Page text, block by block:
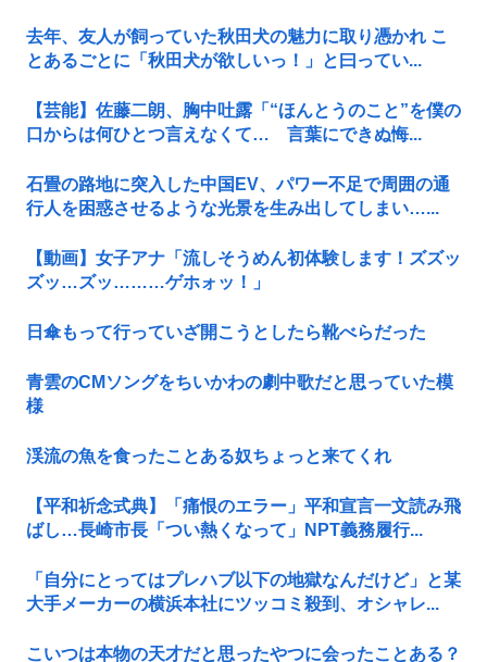
去年、友人が飼っていた秋田犬の魅力に取り憑かれ こ
とあるごとに「秋田犬が欲しいっ！」と曰ってい...
【芸能】佐藤二朗、胸中吐露「“ほんとうのこと”を僕の
口からは何ひとつ言えなくて… 言葉にできぬ悔...
石畳の路地に突入した中国EV、パワー不足で周囲の通
行人を困惑させるような光景を生み出してしまい…...
【動画】女子アナ「流しそうめん初体験します！ズズッ
ズッ…ズッ………ゲホォッ！」
日傘もって行っていざ開こうとしたら靴べらだった
青雲のCMソングをちいかわの劇中歌だと思っていた模
様
渓流の魚を食ったことある奴ちょっと来てくれ
【平和祈念式典】「痛恨のエラー」平和宣言一文読み飛
ばし…長崎市長「つい熱くなって」NPT義務履行...
「自分にとってはプレハブ以下の地獄なんだけど」と某
大手メーカーの横浜本社にツッコミ殺到、オシャレ...
こいつは本物の天才だと思ったやつに会ったことある？